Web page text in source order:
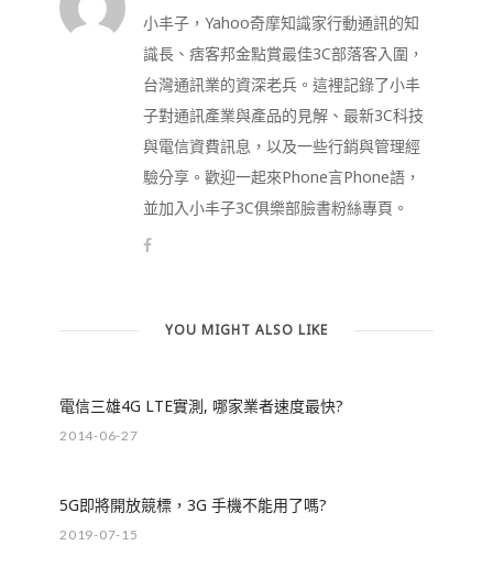
小丰子，Yahoo奇摩知識家行動通訊的知
識長、痞客邦金點賞最佳3C部落客入圍，
台灣通訊業的資深老兵。這裡記錄了小丰
子對通訊產業與產品的見解、最新3C科技
與電信資費訊息，以及一些行銷與管理經
驗分享。歡迎一起來Phone言Phone語，
並加入小丰子3C俱樂部臉書粉絲專頁。
YOU MIGHT ALSO LIKE
電信三雄4G LTE實測, 哪家業者速度最快?
2014-06-27
5G即將開放競標，3G 手機不能用了嗎?
2019-07-15